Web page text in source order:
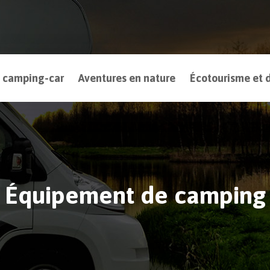
camping-car Aventures en nature Écotourisme et
Équipement de camping